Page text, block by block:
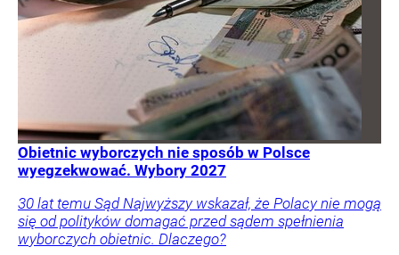
Obietnic wyborczych nie sposób w Polsce
wyegzekwować. Wybory 2027
30 lat temu Sąd Najwyższy wskazał, że Polacy nie mogą
się od polityków domagać przed sądem spełnienia
wyborczych obietnic. Dlaczego?